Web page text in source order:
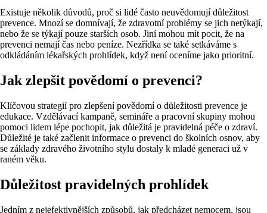
Existuje několik důvodů, proč si lidé často neuvědomují důležitost
prevence. Mnozí se domnívají, že zdravotní problémy se jich netýkají,
nebo že se týkají pouze starších osob. Jiní mohou mít pocit, že na
prevenci nemají čas nebo peníze. Nezřídka se také setkáváme s
odkládáním lékařských prohlídek, když není oceníme jako prioritní.
Jak zlepšit povědomí o prevenci?
Klíčovou strategií pro zlepšení povědomí o důležitosti prevence je
edukace. Vzdělávací kampaně, semináře a pracovní skupiny mohou
pomoci lidem lépe pochopit, jak důležitá je pravidelná péče o zdraví.
Důležité je také začlenit informace o prevenci do školních osnov, aby
se základy zdravého životního stylu dostaly k mladé generaci už v
raném věku.
Důležitost pravidelných prohlídek
Jedním z nejefektivnějších způsobů, jak předcházet nemocem, jsou